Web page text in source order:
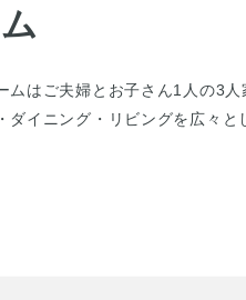
ムはご夫婦とお子さん1人の3
ダイニング・リビングを広々